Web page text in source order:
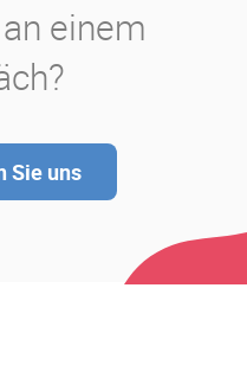
einem
Sie uns